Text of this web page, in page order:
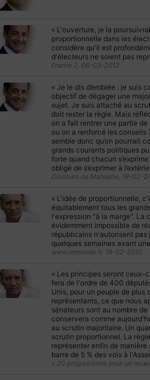
« L'ouverture, je la
proportionnelle dans les
considère qu'il est
d'électeurs ne soient pas
France 2, 06-03-2012
« Je le dis d’emblée : je suis
objectif de dégager une
sujet. Je suis attaché au
doit rester la règle. Mais
on a fait rentrer une partie
ou on a renforcé les conseils
semble donc qu’on pourrait
grands courants politiques
forte quand chacun
obligé de s’exprimer à
Discours de Marseille, 19-02-
« L'idée de proportionnelle,
équitablement tous les
l'expression "à la marge". La
évidemment impossible de
républicains n'autorisent
quelques semaines avant
www.lemonde.fr, 19-02-2012
« Les principes seront ceux-
fera de l'ordre de 400
Unis, pour un peuple de plus
représentants, ce que nous
sénateurs sont au nombre
conservera comme
au scrutin majoritaire. Un
scrutin proportionnel. La
représenter enfin de
barre de 5 % des voix à
« 20 propositions pour un